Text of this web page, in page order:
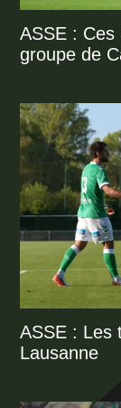
ASSE :
groupe de
ASSE : Les
Lausanne